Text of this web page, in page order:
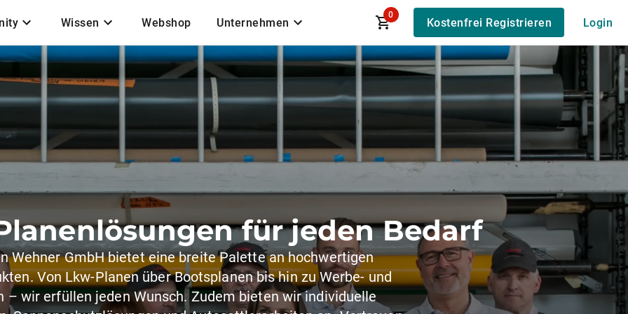
Wissen Webshop Unternehmen
0
Kostenfrei Registrieren Login
für jeden Bedarf
Wehner GmbH bietet eine breite Palette an hochwertigen
Von Lkw-Planen über Bootsplanen bis hin zu Werbe- und
– wir erfüllen jeden Wunsch. Zudem bieten wir individuelle